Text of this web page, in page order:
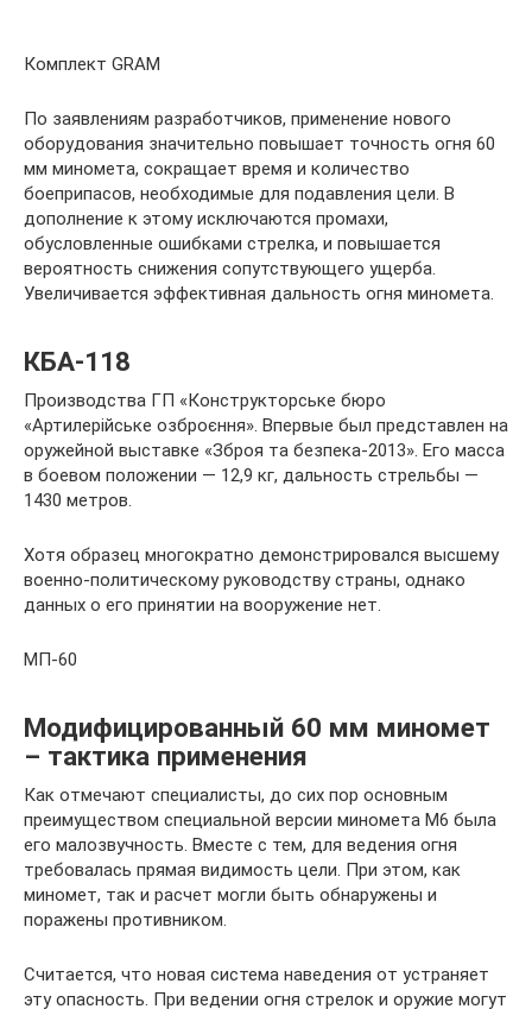
Комплект GRAM
По заявлениям разработчиков, применение нового
оборудования значительно повышает точность огня 60
мм миномета, сокращает время и количество
боеприпасов, необходимые для подавления цели. В
дополнение к этому исключаются промахи,
обусловленные ошибками стрелка, и повышается
вероятность снижения сопутствующего ущерба.
Увеличивается эффективная дальность огня миномета.
КБА-118
Производства ГП «Конструкторське бюро
«Артилерійське озброєння». Впервые был представлен на
оружейной выставке «Зброя та безпека-2013». Его масса
в боевом положении — 12,9 кг, дальность стрельбы —
1430 метров.
Хотя образец многократно демонстрировался высшему
военно-политическому руководству страны, однако
данных о его принятии на вооружение нет.
МП-60
Модифицированный 60 мм миномет
– тактика применения
Как отмечают специалисты, до сих пор основным
преимуществом специальной версии миномета М6 была
его малозвучность. Вместе с тем, для ведения огня
требовалась прямая видимость цели. При этом, как
миномет, так и расчет могли быть обнаружены и
поражены противником.
Считается, что новая система наведения от устраняет
эту опасность. При ведении огня стрелок и оружие могут